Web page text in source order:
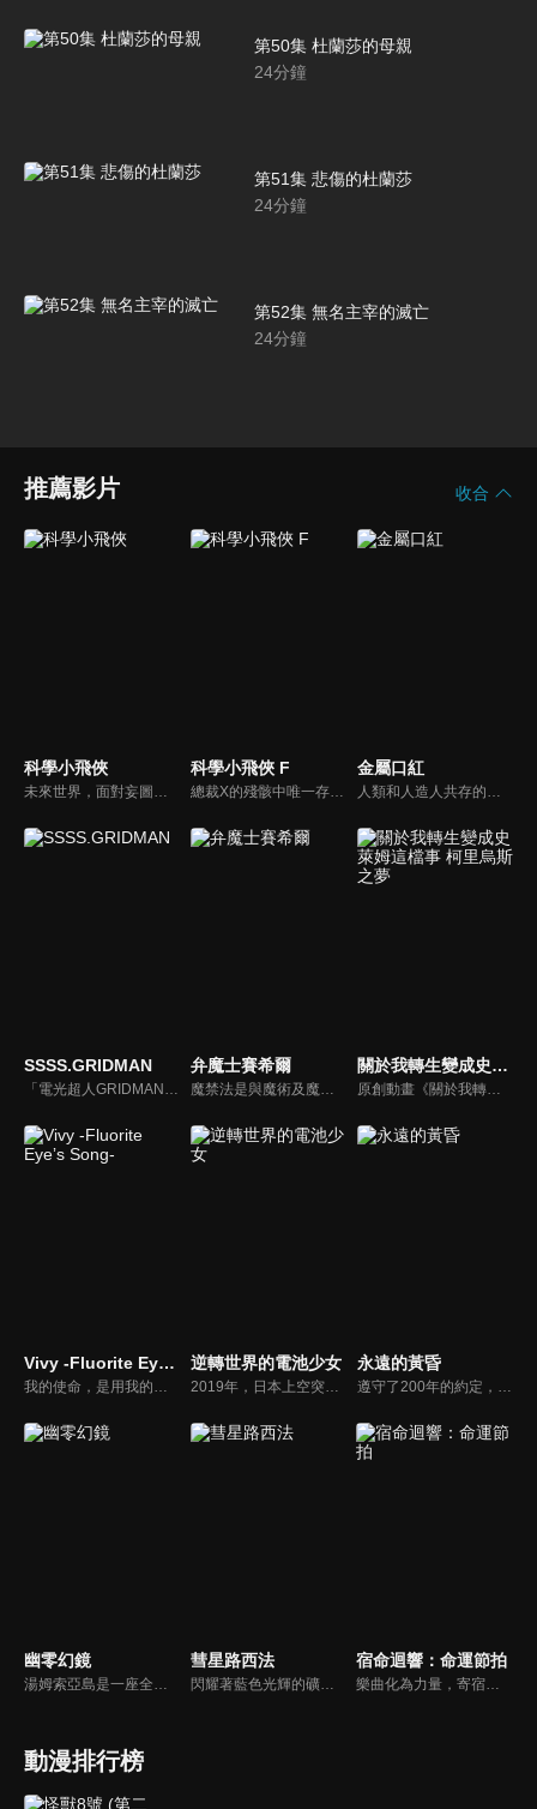
第50集 杜蘭莎的母親
24分鐘
第51集 悲傷的杜蘭莎
24分鐘
第52集 無名主宰的滅亡
24分鐘
推薦影片 收合
科學小飛俠 科學小飛俠 F
總裁X的殘骸中唯一存活的零件開始自行運作，吸收各種機械不斷增殖，誕生出新反派——總統Z！惡魔黨總裁Z捲土重來並與黑手黨家族聯手威脅世界，科學小飛俠升級全新座機「旋風斯巴達」迎擊！這場賭上性命的最終決戰，勝利的會是正義的一方嗎？
金屬口紅
SSSS.GRIDMAN
「電光超人GRIDMAN」是從1993年開始播放的TV系列高人氣作品。那個時候的未來在2018年已化為現實，GRIDMAN將在「SSSS.GRIDMAN」的世界中甦醒――。動畫製作由2015年於日本動畫見本市公開的「電光超人GRIDMAN boys invent great hero」的製作團隊TRIGGER負責，監督則是擔任本作監督的雨宮哲。
弁魔士賽希爾
魔禁法是與魔術及魔術訴訟有關的法律，其事案都在魔法庭裡接受審判。這是一個人類與魔術使共存的世界，雖然負責維持秩序的人是警察，但替魔術使被告辯護的人則是弁魔士，而史上最年輕的弁魔士—須藤聖知，將挺身為孤單無依的被告人辯護…。
關於我轉生變成史萊姆這檔事 柯里烏斯之夢
原創動畫《關於我轉生變成史萊姆這檔事 高里烏斯之夢》主要以動畫第二季Blu-ray特典小說進行改編，講述高里烏斯王國中所發生的故事。
Vivy -Fluorite Eyeʼs Song-
我的使命，是用我的歌帶給大家幸福。為了用我的歌使大家幸福──。「新樂園」，是充滿了夢與希望、以及科學的AI複合主題樂園。史上第一台自律人形AI「薇薇」，以設施代言AI人物的身分，為了歌唱天天上台表演。然而知名度卻遲遲不見起色。──「用歌曲使大家幸福」。薇薇為了實現這個被賦予的使命不停歌唱，希望有一天能夠在園內的主舞台上表演自己用心吟唱的歌聲。
逆轉世界的電池少女
2019年，日本上空突然出現了異次元的裂縫。存在於那裡的是天地逆轉的異世界「真國日本」。這個平行世界，透過讓現有兵器無效化的氣體「幻霧」和巨大人形兵器「伽藍」對日本發動軍事侵略。十年後，日本變成真國的附屬國「幻國・日本」。漫畫、偶像等次文化完全消失……
永遠的黃昏
遵守了200年的約定，然而眼前的妳卻不是妳。從長遠的沉眠中甦醒後，與心愛的女友如出一轍的機器人竟然向自己求婚……。男高中生姬神晃從冷凍睡眠中醒來後，眼前是一片難以置信的光景。城鎮因戰爭而荒廢。國家已經沒落，人們改由名為OWEL的統一機關管理。大家遵循著與結婚不同，名為""ELSI""的新興制度。與自己過去生活的世界相比，人們的樣貌已經改變了許多。正當晃因為跟不上未來感到錯愕時，她出現了。「永遠！？」他會不假思索地如此喊道，是因為他見到了與他心愛的女友容貌相似的機器人．黃昏。她一邊笑著，一邊像是請求般地將自己的想法說出口。「晃……。請跟我結婚」突然被機器人求婚讓他感到很困惑，但晃還是相信著能夠與位於世上某處的永遠重逢，並決定與黃昏一起踏上旅程……。
幽零幻鏡
湯姆索亞島是一座全島電腦化的信息城市。 居民被提供視覺信息設備Deco，可以在虛擬數據反映在deco中的真實空間中觸摸數據，或者潛入被稱為「超再現空間」的單獨構建的虛擬世界和虛構世界。
彗星路西法
閃耀著藍色光輝的礦石「吉夫特礦石」所覆蓋的大地，行星吉夫特。宗吾·天城是住在因吉夫特礦石採掘而繁榮的街道「因迪戈花園」的純樸少年。宗吾某天被捲入同級生卡恩、羅曼、奧托等人引發的騷動，迷失在礦山深處的地底湖。在那裡，宗吾遇到了一位不可思議的少女，結下的牽絆打開了通往冒險之門…
宿命迴響：命運節拍
樂曲化為力量，寄宿於少女之身。過往創作的傳奇歌劇和偉大樂曲，將化為樂譜中誕生的新生命「奏者」。在失去音樂的世界裡，凝聚音樂之力進行戰鬥，這是少女們和命運短暫而美麗的故事。她們為歡樂的未來為目標而努力！
動漫排行榜